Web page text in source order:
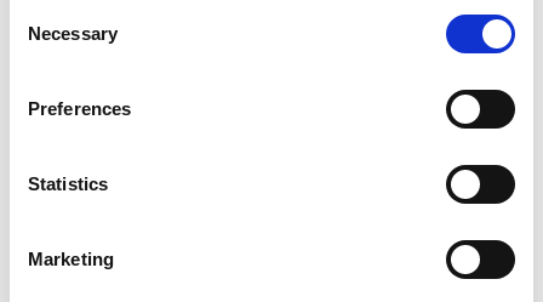
Selection
Necessary
Preferences
Statistics
Marketing
Visita al estudio de Alán Carrasco:
inesperadas